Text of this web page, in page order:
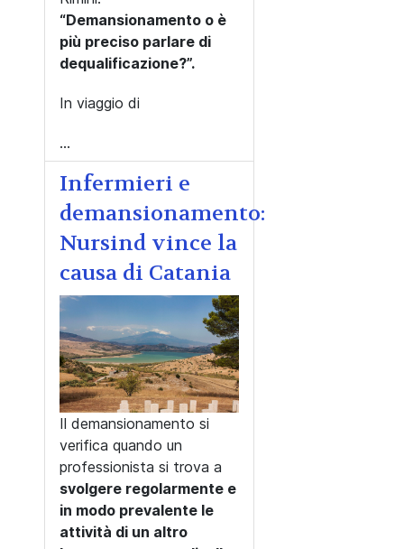
“Demansionamento o è
più preciso parlare di
dequalificazione?”.
In viaggio di
...
Infermieri e
demansionamento:
Nursind vince la
causa di Catania
Il demansionamento si
verifica quando un
professionista si trova a
svolgere regolarmente e
in modo prevalente le
attività di un altro